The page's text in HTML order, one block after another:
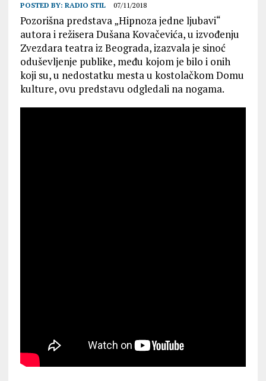
POSTED BY: RADIO STIL 07/11/2018
Pozorišna predstava „Hipnoza jedne ljubavi“
autora i režisera Dušana Kovačevića, u izvođenju
Zvezdara teatra iz Beograda, izazvala je sinoć
oduševljenje publike, među kojom je bilo i onih
koji su, u nedostatku mesta u kostolačkom Domu
kulture, ovu predstavu odgledali na nogama.